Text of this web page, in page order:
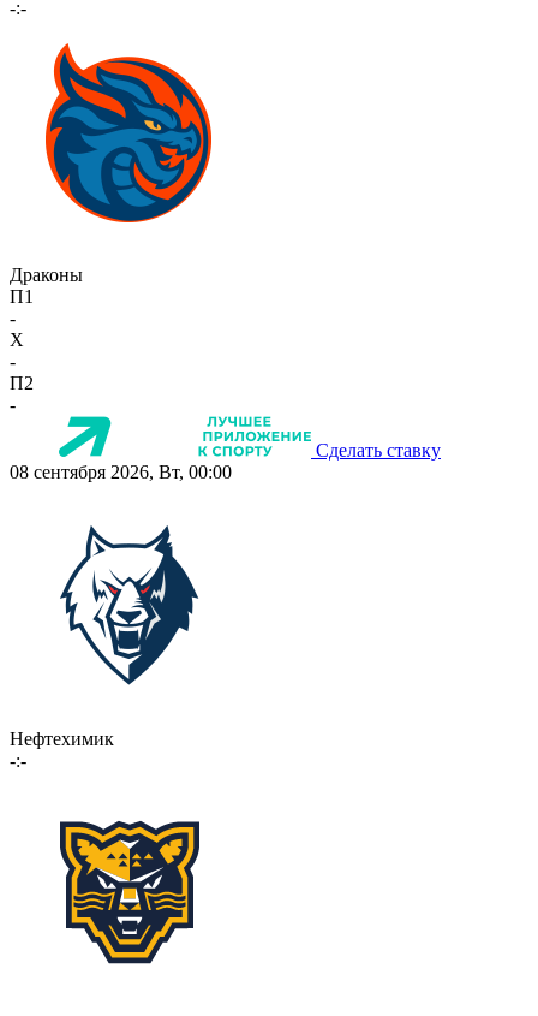
-:-
Драконы
П1
-
X
-
П2
-
Сделать ставку
08 сентября 2026, Вт, 00:00
Нефтехимик
-:-